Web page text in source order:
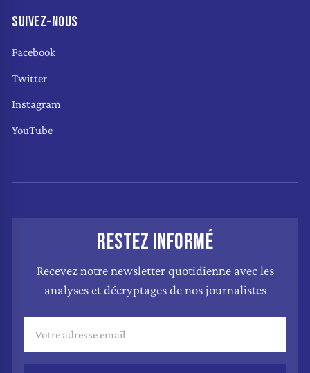
SUIVEZ-NOUS
Facebook
Twitter
Instagram
YouTube
RESTEZ INFORMÉ
Recevez notre newsletter quotidienne avec les
analyses et décryptages de nos journalistes